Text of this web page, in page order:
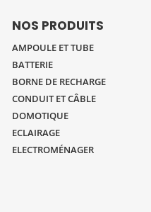
NOS PRODUITS
AMPOULE ET TUBE
BATTERIE
BORNE DE RECHARGE
CONDUIT ET CÂBLE
DOMOTIQUE
ECLAIRAGE
ELECTROMÉNAGER